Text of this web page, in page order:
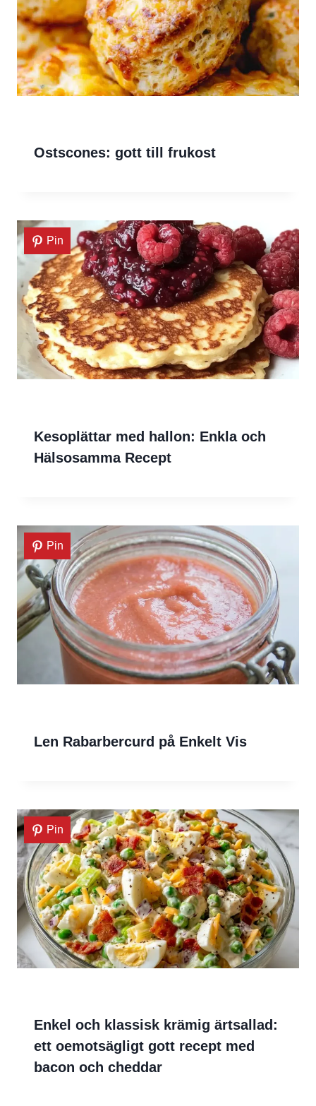
Ostscones: gott till frukost
Pin
Kesoplättar med hallon: Enkla och
Hälsosamma Recept
Pin
Len Rabarbercurd på Enkelt Vis
Pin
Enkel och klassisk krämig ärtsallad:
ett oemotsägligt gott recept med
bacon och cheddar